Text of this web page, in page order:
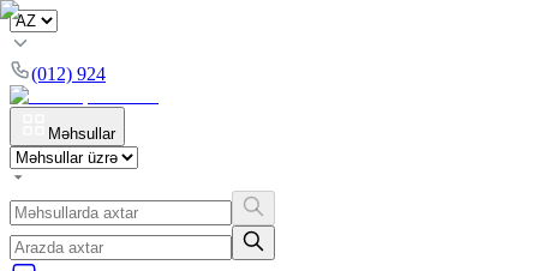
(012) 924
Məhsullar